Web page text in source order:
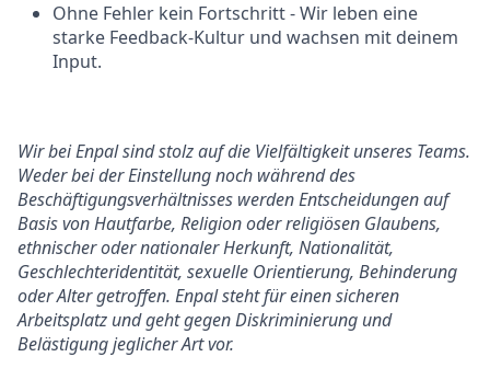
Ohne Fehler kein Fortschritt - Wir leben eine
starke Feedback-Kultur und wachsen mit deinem
Input.
Wir bei Enpal sind stolz auf die Vielfältigkeit unseres Teams.
Weder bei der Einstellung noch während des
Beschäftigungsverhältnisses werden Entscheidungen auf
Basis von Hautfarbe, Religion oder religiösen Glaubens,
ethnischer oder nationaler Herkunft, Nationalität,
Geschlechteridentität, sexuelle Orientierung, Behinderung
oder Alter getroffen. Enpal steht für einen sicheren
Arbeitsplatz und geht gegen Diskriminierung und
Belästigung jeglicher Art vor.